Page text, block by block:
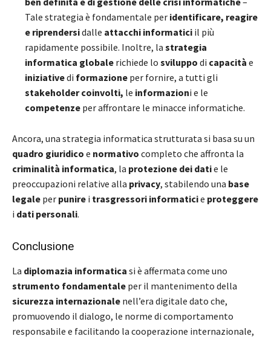
Tale strategia è fondamentale per identificare, reagire
e riprendersidalle attacchi informatici il più
rapidamente possibile. Inoltre, la strategia
informatica globale richiede lo sviluppo di capacità e
iniziativedi formazione per fornire, a tutti gli
stakeholder coinvolti, le informazioni e le
competenze per affrontare le minacce informatiche.
Ancora, una strategia informatica strutturata si basa su un
quadro giuridico e normativo completo che affronta la
criminalità informatica, la protezione dei datie le
preoccupazioni relative alla privacy, stabilendo una base
legale per punire i trasgressori informaticie proteggere
i dati personali.
Conclusione
La diplomazia informatica si è affermata come uno
strumento fondamentale per il mantenimento della
sicurezza internazionale nell’era digitale dato che,
promuovendo il dialogo, le norme di comportamento
responsabile e facilitando la cooperazione internazionale,